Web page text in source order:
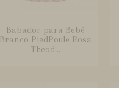
Babador para Bebê
Branco PiedPoule Rosa
Theod...